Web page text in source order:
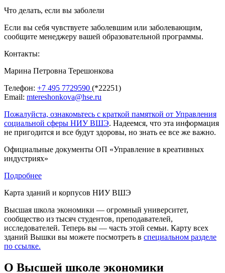
Что делать, если вы заболели
Если вы себя чувствуете заболевшим или заболевающим,
сообщите менеджеру вашей образовательной программы.
Контакты:
Марина Петровна Терешонкова
Телефон: +7 495 7729590 (*22251)
Email: mtereshonkova@hse.ru
Пожалуйста, ознакомьтесь с краткой памяткой от Управления
социальной сферы НИУ ВШЭ. Надеемся, что эта информация
не пригодится и все будут здоровы, но знать ее все же важно.
Официальные документы ОП «Управление в креативных
индустриях»
Подробнее
Карта зданий и корпусов НИУ ВШЭ
Высшая школа экономики — огромный университет,
сообщество из тысяч студентов, преподавателей,
исследователей. Теперь вы — часть этой семьи. Карту всех
зданий Вышки вы можете посмотреть в специальном разделе
по ссылке.
О Высшей школе экономики